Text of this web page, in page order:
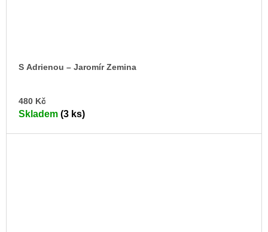
S Adrienou – Jaromír Zemina
480 Kč
Skladem (3 ks)